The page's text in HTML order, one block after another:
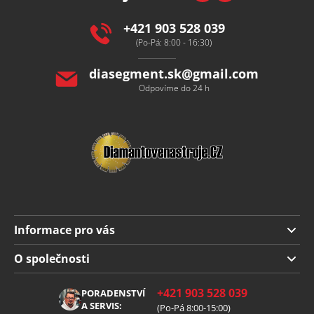
+421 903 528 039
(Po-Pá: 8:00 - 16:30)
diasegment.sk@gmail.com
Odpovíme do 24 h
Informace pro vás
Doprava a platba
Obchodní podmínky
Reklamace
O společnosti
PORADENSTVÍ
A SERVIS:
+421 903 528 039
(Po-Pá 8:00-15:00)